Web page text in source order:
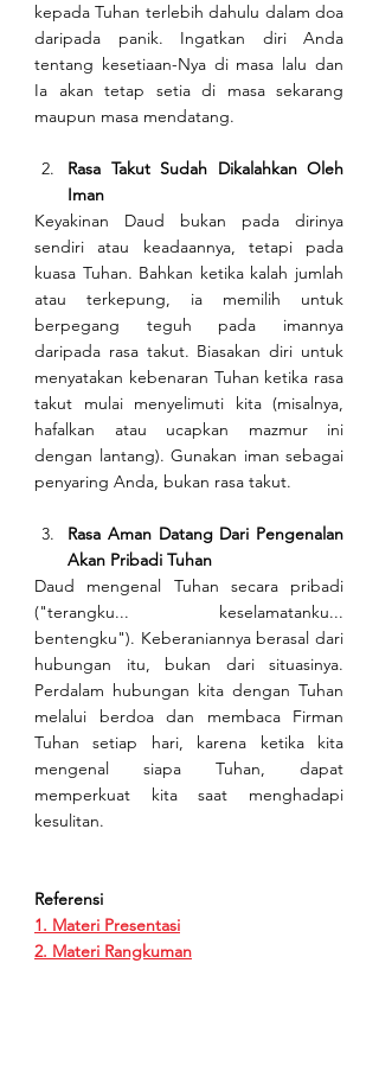
kepada Tuhan terlebih dahulu dalam doa
daripada panik. Ingatkan diri Anda
tentang kesetiaan-Nya di masa lalu dan
Ia akan tetap setia di masa sekarang
maupun masa mendatang.
Rasa Takut Sudah Dikalahkan Oleh
Iman
Keyakinan Daud bukan pada dirinya
sendiri atau keadaannya, tetapi pada
kuasa Tuhan. Bahkan ketika kalah jumlah
atau terkepung, ia memilih untuk
berpegang teguh pada imannya
daripada rasa takut. Biasakan diri untuk
menyatakan kebenaran Tuhan ketika rasa
takut mulai menyelimuti kita (misalnya,
hafalkan atau ucapkan mazmur ini
dengan lantang). Gunakan iman sebagai
penyaring Anda, bukan rasa takut.
Rasa Aman Datang Dari Pengenalan
Akan Pribadi Tuhan
Daud mengenal Tuhan secara pribadi
("terangku... keselamatanku...
bentengku"). Keberaniannya berasal dari
hubungan itu, bukan dari situasinya.
Perdalam hubungan kita dengan Tuhan
melalui berdoa dan membaca Firman
Tuhan setiap hari, karena ketika kita
mengenal siapa Tuhan, dapat
memperkuat kita saat menghadapi
kesulitan.
Referensi
1. Materi Presentasi
2. Materi Rangkuman